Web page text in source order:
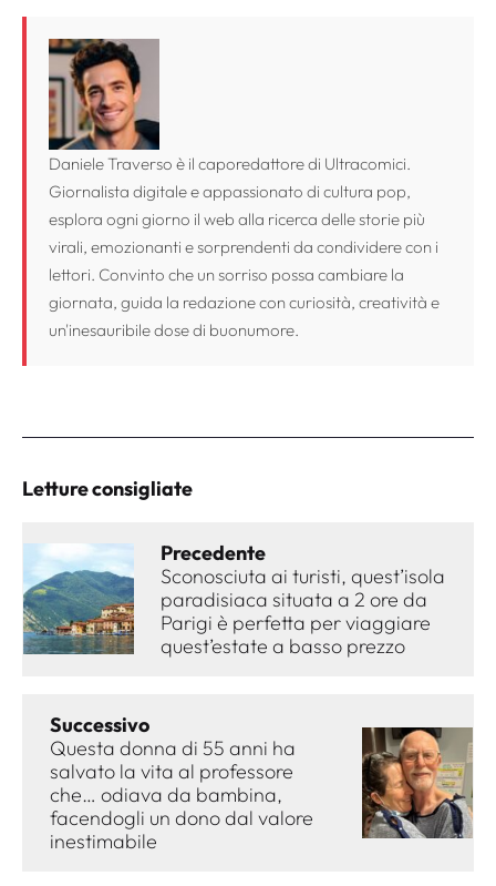
Daniele Traverso è il caporedattore di Ultracomici.
Giornalista digitale e appassionato di cultura pop,
esplora ogni giorno il web alla ricerca delle storie più
virali, emozionanti e sorprendenti da condividere con i
lettori. Convinto che un sorriso possa cambiare la
giornata, guida la redazione con curiosità, creatività e
un'inesauribile dose di buonumore.
Letture consigliate
Precedente
Sconosciuta ai turisti, quest’isola
paradisiaca situata a 2 ore da
Parigi è perfetta per viaggiare
quest’estate a basso prezzo
Successivo
Questa donna di 55 anni ha
salvato la vita al professore
che… odiava da bambina,
facendogli un dono dal valore
inestimabile